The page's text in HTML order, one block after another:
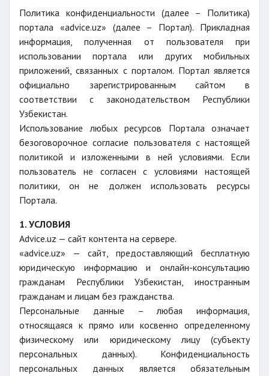
Политика конфиденциальности (далее – Политика)
портала «advice.uz» (далее – Портал). Прикладная
информация, полученная от пользователя при
использовании портала или других мобильных
приложений, связанных с порталом. Портал является
официально зарегистрированным сайтом в
соответствии с законодательством Республики
Узбекистан.
Использование любых ресурсов Портала означает
безоговорочное согласие пользователя с настоящей
политикой и изложенными в ней условиями. Если
пользователь не согласен с условиями настоящей
политики, он не должен использовать ресурсы
Портала.
1. УСЛОВИЯ
Advice.uz — сайт контента на сервере.
«advice.uz» — сайт, предоставляющий бесплатную
юридическую информацию и онлайн-консультацию
гражданам Республики Узбекистан, иностранным
гражданам и лицам без гражданства.
Персональные данные – любая информация,
относящаяся к прямо или косвенно определенному
физическому или юридическому лицу (субъекту
персональных данных). Конфиденциальность
персональных данных является обязательным